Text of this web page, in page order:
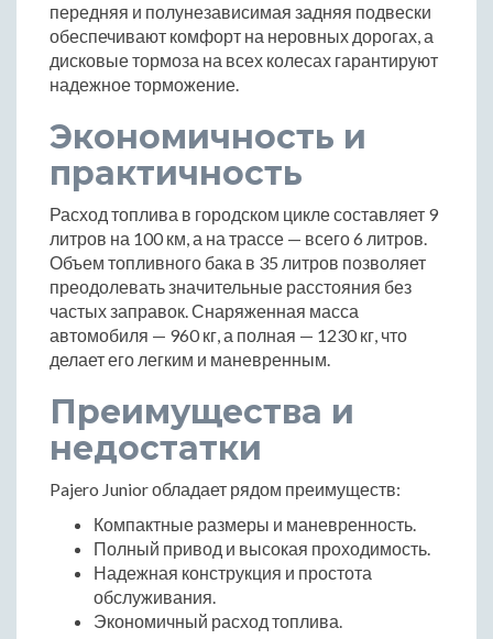
передняя и полунезависимая задняя подвески
обеспечивают комфорт на неровных дорогах, а
дисковые тормоза на всех колесах гарантируют
надежное торможение.
Экономичность и
практичность
Расход топлива в городском цикле составляет 9
литров на 100 км, а на трассе — всего 6 литров.
Объем топливного бака в 35 литров позволяет
преодолевать значительные расстояния без
частых заправок. Снаряженная масса
автомобиля — 960 кг, а полная — 1230 кг, что
делает его легким и маневренным.
Преимущества и
недостатки
Pajero Junior обладает рядом преимуществ:
Компактные размеры и маневренность.
Полный привод и высокая проходимость.
Надежная конструкция и простота
обслуживания.
Экономичный расход топлива.